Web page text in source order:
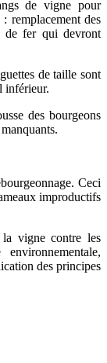
de vigne pour
remplacement des
de fer qui devront
de taille sont
inférieur.
des bourgeons
Ceci
improductifs
vigne contre les
des principes